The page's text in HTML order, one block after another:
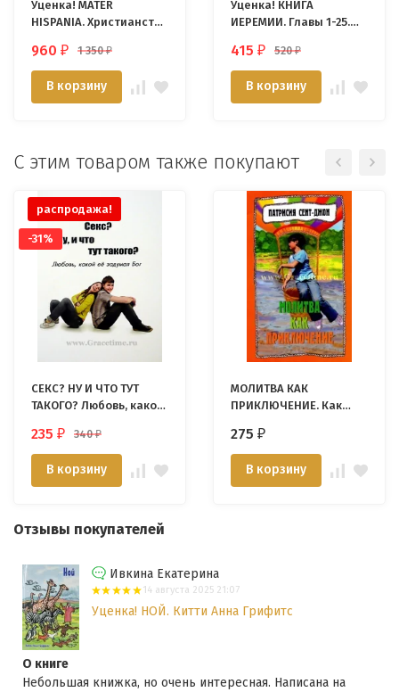
Уценка! MATER
HISPANIA. Христианство
тысячелетии
960 ₽ 1 350₽
В корзину
Уценка! КНИГА
ИЕРЕМИИ. Главы 1-25.
веслианской традиции.
Алекс Воргез
415 ₽ 520₽
В корзину
С этим товаром также покупают
распродажа!
-31%
СЕКС? НУ И ЧТО ТУТ
ТАКОГО? Любовь, какой
Берген
235 ₽ 340₽
В корзину
МОЛИТВА КАК
ПРИКЛЮЧЕНИЕ. Как
Патрисия Сент-Джон
275 ₽
В корзину
Отзывы покупателей
Ивкина Екатерина
14 августа 2025 21:07
Уценка! НОЙ. Китти Анна Грифитс
О книге
Небольшая книжка, но очень интересная. Написана на